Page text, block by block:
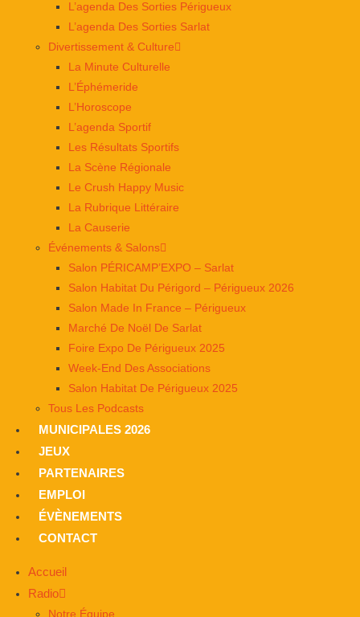
L’agenda Des Sorties Périgueux
L’agenda Des Sorties Sarlat
Divertissement & Culture
La Minute Culturelle
L’Éphémeride
L’Horoscope
L’agenda Sportif
Les Résultats Sportifs
La Scène Régionale
Le Crush Happy Music
La Rubrique Littéraire
La Causerie
Événements & Salons
Salon PÉRICAMP’EXPO – Sarlat
Salon Habitat Du Périgord – Périgueux 2026
Salon Made In France – Périgueux
Marché De Noël De Sarlat
Foire Expo De Périgueux 2025
Week-End Des Associations
Salon Habitat De Périgueux 2025
Tous Les Podcasts
MUNICIPALES 2026
JEUX
PARTENAIRES
EMPLOI
ÉVÈNEMENTS
CONTACT
Accueil
Radio
Notre Équipe